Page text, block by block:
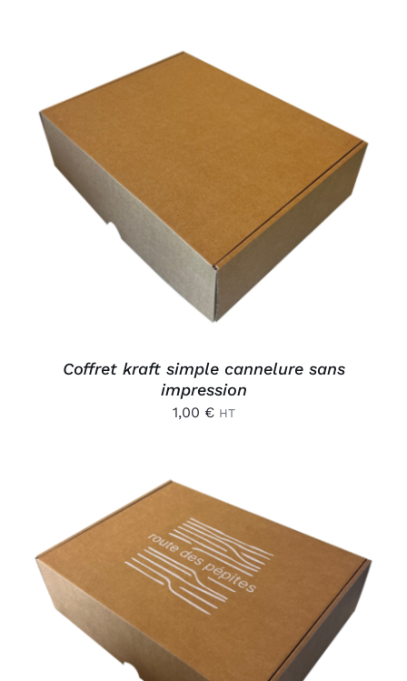
DÉTAILS
Coffret kraft simple cannelure sans
impression
1,00 € HT
AJOUTER AU PANIER
DÉTAILS